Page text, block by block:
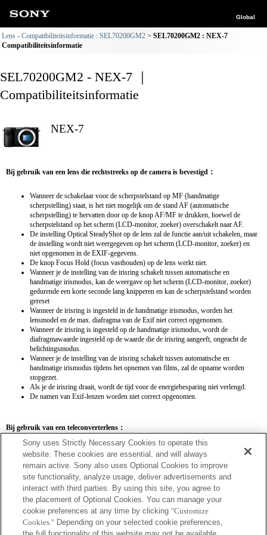
Global
Lens - Compatibiliteitsinformatie : SEL70200GM2
SEL70200GM2 : NEX-7
Compatibiliteitsinformatie
SEL70200GM2 - NEX-7 ｜
Compatibiliteitsinformatie
NEX-7
Bij gebruik van een lens die rechtstreeks op de camera is bevestigd：
Wanneer de schakelaar voor de scherpstelstand op MF (handmatige
scherpstelling) staat, is het niet mogelijk om de stand AF (automatische
scherpstelling) te hervatten door op de knop AF/MF te drukken, hoewel de
scherpstelstand op het scherm (LCD-monitor, zoeker) overschakelt naar AF.
De instelling Optical SteadyShot op de lens zal de functie aan/uit schakelen, maar
de instelling wordt niet weergegeven op het scherm (LCD-monitor, zoeker) en
niet opgenomen in de EXIF-gegevens.
De knop Focus Hold (focus vasthouden) op de lens werkt niet.
Wanneer je de instelling van de irisring schakelt tussen automatische en
handmatige irismodus, kan de weergave op het scherm (LCD-monitor, zoeker)
gedurende een korte seconde lang knipperen en kan de scherpstelstand worden
gereset
Wanneer de irisring is ingesteld in de handmatige irismodus, worden het
lensmodel en de max. diafragma van de Exif niet correct opgenomen.
Wanneer de irisring is ingesteld op de handmatige irismodus, wordt de
diafragmawaarde ingesteld op de waarde die de irisring aangeeft, ongeacht de
belichtingsmodus.
Wanneer je de instelling van de irisring schakelt tussen automatische en
handmatige irismodus tijdens het opnemen van films, zal de opname worden
stopgezet.
Als je de irisring draait, wordt de tijd voor de energiebesparing niet verlengd.
De namen van Exif-lenzen worden niet correct opgenomen.
Bij gebruik van een teleconverterlens：
SEL14TC SEL20TC
SEL14TC
De brandpuntsafstand en het maximale diafragma voor de Exif-lens worden
Sony uses Strictly Necessary Cookies to operate this
website. These cookies are essential, and will always
remain active. Sony also uses Optional Cookies to improve
site functionality, analyze usage, deliver advertisements and
interact with third parties. By using this site, you agree to
the placement of Optional Cookies. You can manage your
cookie preferences at any time by clicking "Customize
Cookies." Depending on your selected cookie preferences,